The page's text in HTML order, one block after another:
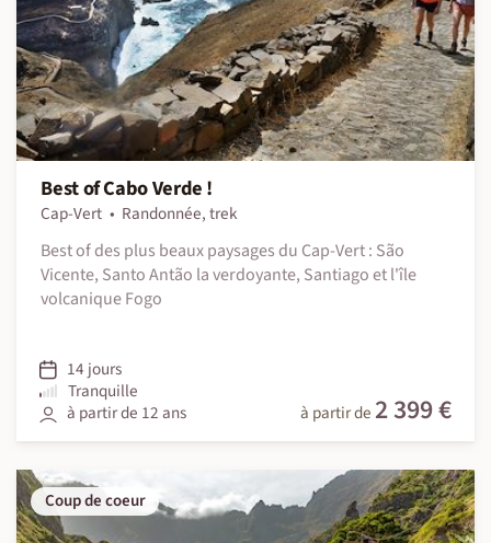
Best of Cabo Verde !
Cap-Vert
Randonnée, trek
Best of des plus beaux paysages du Cap-Vert : São
Vicente, Santo Antão la verdoyante, Santiago et l'île
volcanique Fogo
14 jours
Tranquille
à partir de 12 ans
à partir de 2 399 €
Coup de coeur